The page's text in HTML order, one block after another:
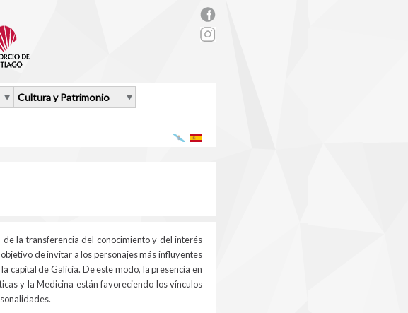
rs_facebook.png
Cultura y Patrimonio
la transferencia del conocimiento y del interés
de invitar a los personajes más influyentes
capital de Galicia. De este modo, la presencia en
y la Medicina están favoreciendo los vínculos